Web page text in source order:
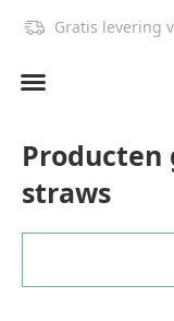
Gratis levering
straws